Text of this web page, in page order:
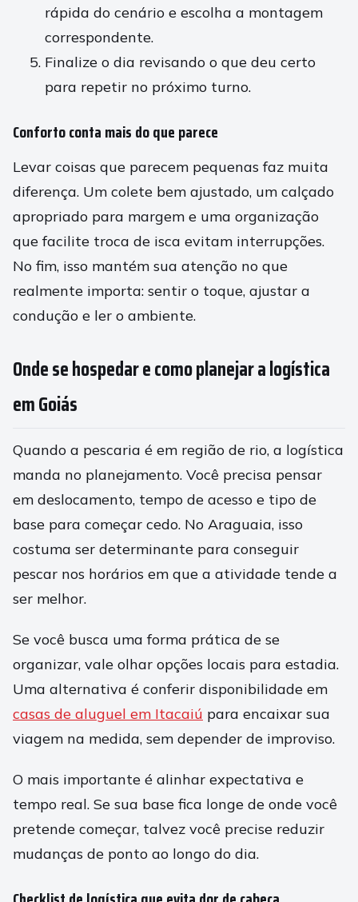
rápida do cenário e escolha a montagem
correspondente.
Finalize o dia revisando o que deu certo
para repetir no próximo turno.
Conforto conta mais do que parece
Levar coisas que parecem pequenas faz muita
diferença. Um colete bem ajustado, um calçado
apropriado para margem e uma organização
que facilite troca de isca evitam interrupções.
No fim, isso mantém sua atenção no que
realmente importa: sentir o toque, ajustar a
condução e ler o ambiente.
Onde se hospedar e como planejar a logística
em Goiás
Quando a pescaria é em região de rio, a logística
manda no planejamento. Você precisa pensar
em deslocamento, tempo de acesso e tipo de
base para começar cedo. No Araguaia, isso
costuma ser determinante para conseguir
pescar nos horários em que a atividade tende a
ser melhor.
Se você busca uma forma prática de se
organizar, vale olhar opções locais para estadia.
Uma alternativa é conferir disponibilidade em
casas de aluguel em Itacaiú para encaixar sua
viagem na medida, sem depender de improviso.
O mais importante é alinhar expectativa e
tempo real. Se sua base fica longe de onde você
pretende começar, talvez você precise reduzir
mudanças de ponto ao longo do dia.